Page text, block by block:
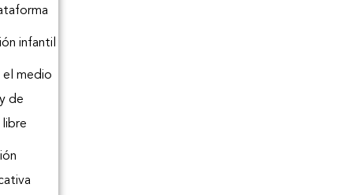
infantil
el medio
de